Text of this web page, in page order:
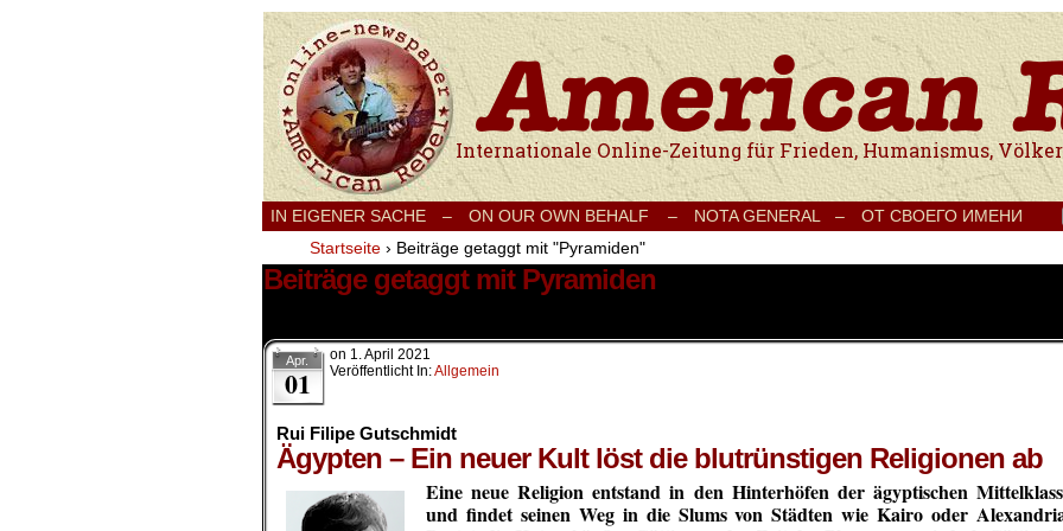
Internationale Onlinezeitung für Frieden, Humanismus, Völkerverständigung und
IN EIGENER SACHE – ON OUR OWN BEHALF – NOTA GENERAL – ОТ СВОЕГО ИМЕНИ
Startseite › Beiträge getaggt mit "Pyramiden"
Beiträge getaggt mit Pyramiden
Apr.
01
on 1. April 2021
Veröffentlicht In:Allgemein
Rui Filipe Gutschmidt
Ägypten – Ein neuer Kult löst die blutrünstigen Religionen ab
Eine neue Religion entstand in den Hinterhöfen der ägyptischen
und findet seinen Weg in die Slums von Städten wie Kairo oder